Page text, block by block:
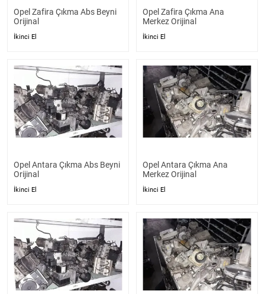
Opel Zafira Çıkma Abs Beyni
Orijinal
İkinci El
Opel Zafira Çıkma Ana
Merkez Orijinal
İkinci El
Opel Antara Çıkma Abs Beyni
Orijinal
İkinci El
Opel Antara Çıkma Ana
Merkez Orijinal
İkinci El